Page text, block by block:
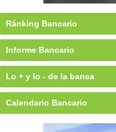
Ránking Bancario
Informe Bancario
Lo + y lo - de la banca
Calendario Bancario